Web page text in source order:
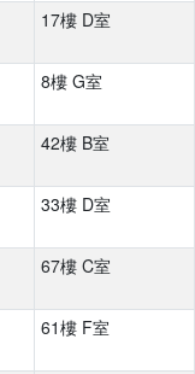
17樓 D室
8樓 G室
42樓 B室
33樓 D室
67樓 C室
61樓 F室